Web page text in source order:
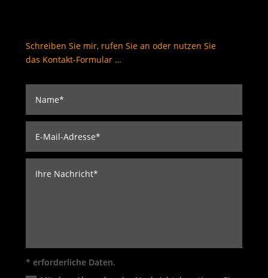
Schreiben Sie mir, rufen Sie an oder nutzen Sie
das Kontakt-Formular …
* erforderliche Daten.